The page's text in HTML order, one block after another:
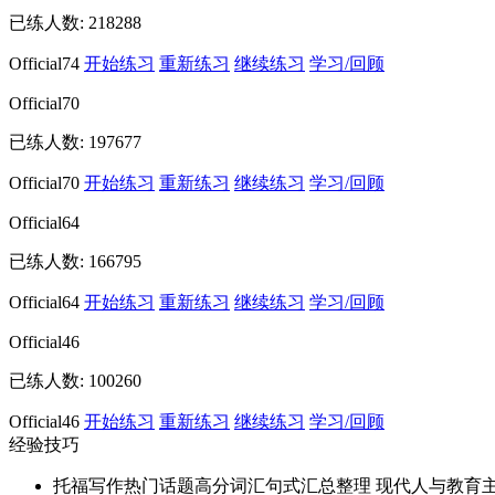
已练人数: 218288
Official74 开始练习 重新练习 继续练习 学习/回顾
Official70
已练人数: 197677
Official70 开始练习 重新练习 继续练习 学习/回顾
Official64
已练人数: 166795
Official64 开始练习 重新练习 继续练习 学习/回顾
Official46
已练人数: 100260
Official46 开始练习 重新练习 继续练习 学习/回顾
经验技巧
托福写作热门话题高分词汇句式汇总整理 现代人与教育